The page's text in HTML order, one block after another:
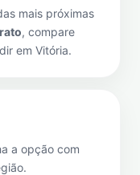
mais próximas
, compare
em Vitória.
a opção com